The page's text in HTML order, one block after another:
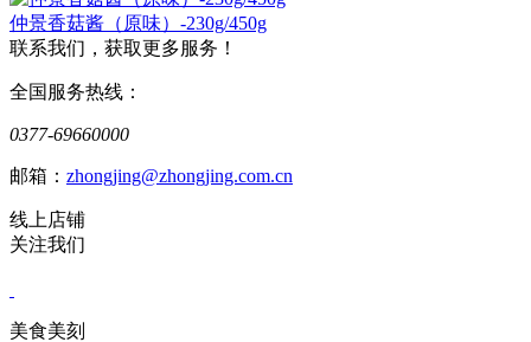
仲景香菇酱（原味）-230g/450g
联系我们，获取更多服务！
全国服务热线：
0377-69660000
邮箱： zhongjing@zhongjing.com.cn
线上店铺
关注我们
美食美刻